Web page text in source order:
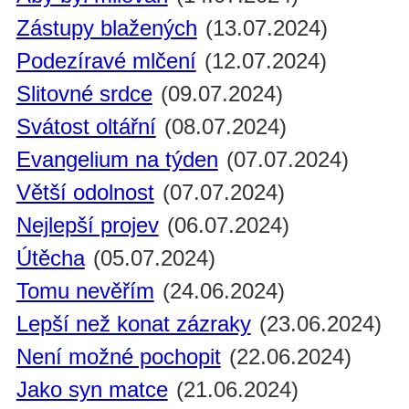
Zástupy blažených (13.07.2024)
Podezíravé mlčení (12.07.2024)
Slitovné srdce (09.07.2024)
Svátost oltářní (08.07.2024)
Evangelium na týden (07.07.2024)
Větší odolnost (07.07.2024)
Nejlepší projev (06.07.2024)
Útěcha (05.07.2024)
Tomu nevěřím (24.06.2024)
Lepší než konat zázraky (23.06.2024)
Není možné pochopit (22.06.2024)
Jako syn matce (21.06.2024)